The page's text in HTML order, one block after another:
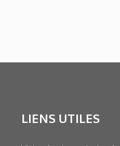
LIENS UTILES